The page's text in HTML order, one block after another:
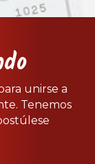
unirse a
Tenemos